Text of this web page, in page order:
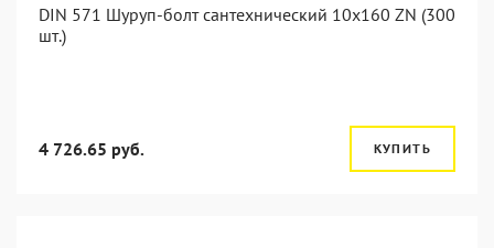
DIN 571 Шуруп-болт сантехнический 10x160 ZN (300
шт.)
4 726.65 руб. КУПИТЬ